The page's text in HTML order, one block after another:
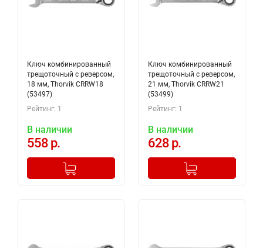
Ключ комбинированный
трещоточный с реверсом,
18 мм, Thorvik CRRW18
(53497)
Рейтинг: 1
В наличии
558 р.
+
Добавлено в корзину
Ключ комбинированный
трещоточный с реверсом,
21 мм, Thorvik CRRW21
(53499)
Рейтинг: 1
В наличии
628 р.
+
Добавлено в корзину